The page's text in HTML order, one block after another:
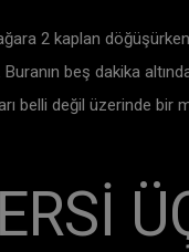
2 kaplan
beş dakika
belli değil üzerinde bir